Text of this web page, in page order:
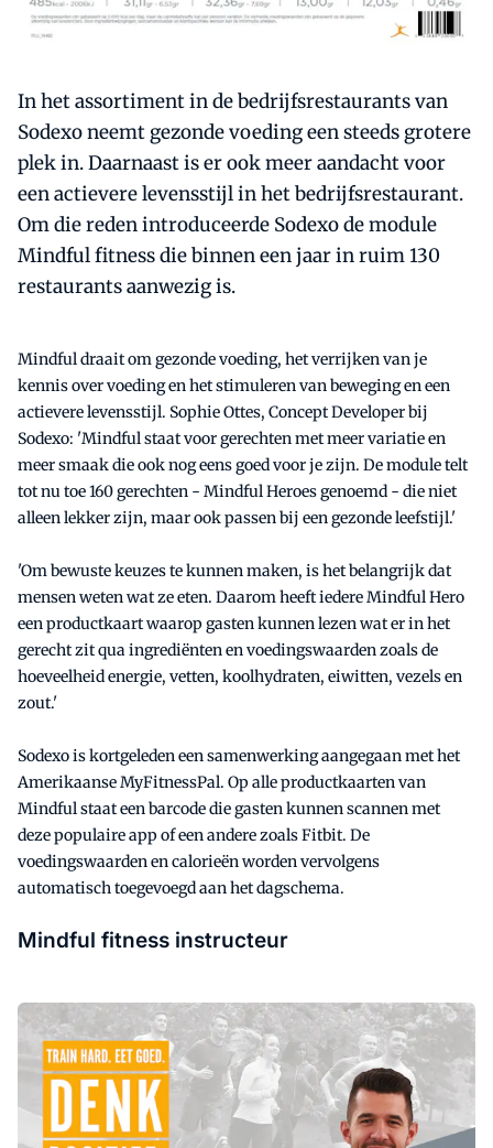
In het assortiment in de bedrijfsrestaurants van
Sodexo neemt gezonde voeding een steeds grotere
plek in. Daarnaast is er ook meer aandacht voor
een actievere levensstijl in het bedrijfsrestaurant.
Om die reden introduceerde Sodexo de module
Mindful fitness die binnen een jaar in ruim 130
restaurants aanwezig is.
Mindful draait om gezonde voeding, het verrijken van je
kennis over voeding en het stimuleren van beweging en een
actievere levensstijl. Sophie Ottes, Concept Developer bij
Sodexo: 'Mindful staat voor gerechten met meer variatie en
meer smaak die ook nog eens goed voor je zijn. De module telt
tot nu toe 160 gerechten - Mindful Heroes genoemd - die niet
alleen lekker zijn, maar ook passen bij een gezonde leefstijl.'
'Om bewuste keuzes te kunnen maken, is het belangrijk dat
mensen weten wat ze eten. Daarom heeft iedere Mindful Hero
een productkaart waarop gasten kunnen lezen wat er in het
gerecht zit qua ingrediënten en voedingswaarden zoals de
hoeveelheid energie, vetten, koolhydraten, eiwitten, vezels en
zout.'
Sodexo is kortgeleden een samenwerking aangegaan met het
Amerikaanse MyFitnessPal. Op alle productkaarten van
Mindful staat een barcode die gasten kunnen scannen met
deze populaire app of een andere zoals Fitbit. De
voedingswaarden en calorieën worden vervolgens
automatisch toegevoegd aan het dagschema.
Mindful fitness instructeur